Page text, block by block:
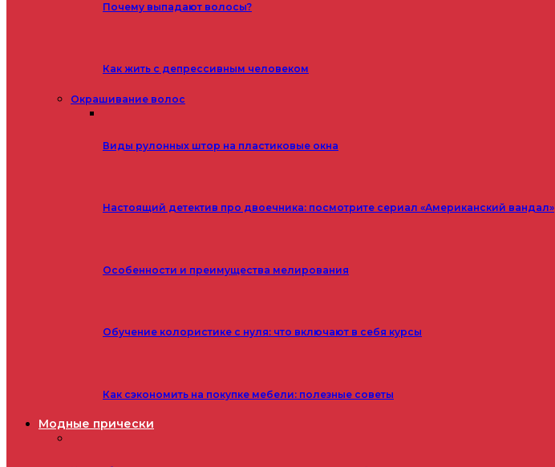
Почему выпадают волосы?
Как жить с депрессивным человеком
Окрашивание волос
Виды рулонных штор на пластиковые окна
Настоящий детектив про двоечника: посмотрите сериал «Американский вандал»
Особенности и преимущества мелирования
Обучение колористике с нуля: что включают в себя курсы
Как сэкономить на покупке мебели: полезные советы
Модные прически